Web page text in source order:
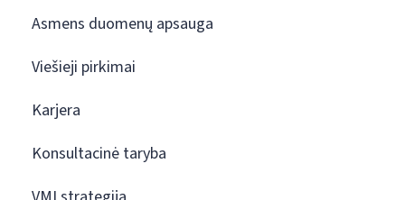
Asmens duomenų apsauga
Viešieji pirkimai
Karjera
Konsultacinė taryba